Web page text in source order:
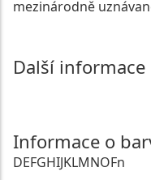
mezinárodně
Další informace
Informace o
DEFGHIJKLMNOFn